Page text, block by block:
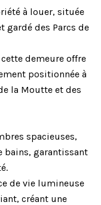
à louer, située
gardé des Parcs de
demeure offre
positionnée à
la Moutte et des
spacieuses,
bains, garantissant
de vie lumineuse
créant une